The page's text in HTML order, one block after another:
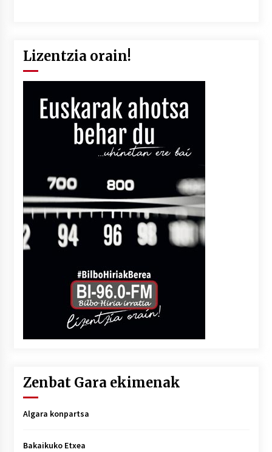
Lizentzia orain!
Zenbat Gara ekimenak
Algara konpartsa
Bakaikuko Etxea